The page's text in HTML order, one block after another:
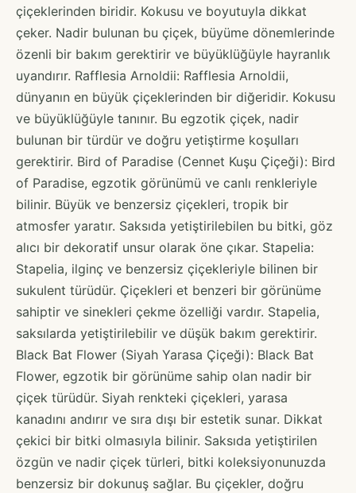
çiçeklerinden biridir. Kokusu ve boyutuyla dikkat
çeker. Nadir bulunan bu çiçek, büyüme dönemlerinde
özenli bir bakım gerektirir ve büyüklüğüyle hayranlık
uyandırır. Rafflesia Arnoldii: Rafflesia Arnoldii,
dünyanın en büyük çiçeklerinden bir diğeridir. Kokusu
ve büyüklüğüyle tanınır. Bu egzotik çiçek, nadir
bulunan bir türdür ve doğru yetiştirme koşulları
gerektirir. Bird of Paradise (Cennet Kuşu Çiçeği): Bird
of Paradise, egzotik görünümü ve canlı renkleriyle
bilinir. Büyük ve benzersiz çiçekleri, tropik bir
atmosfer yaratır. Saksıda yetiştirilebilen bu bitki, göz
alıcı bir dekoratif unsur olarak öne çıkar. Stapelia:
Stapelia, ilginç ve benzersiz çiçekleriyle bilinen bir
sukulent türüdür. Çiçekleri et benzeri bir görünüme
sahiptir ve sinekleri çekme özelliği vardır. Stapelia,
saksılarda yetiştirilebilir ve düşük bakım gerektirir.
Black Bat Flower (Siyah Yarasa Çiçeği): Black Bat
Flower, egzotik bir görünüme sahip olan nadir bir
çiçek türüdür. Siyah renkteki çiçekleri, yarasa
kanadını andırır ve sıra dışı bir estetik sunar. Dikkat
çekici bir bitki olmasıyla bilinir. Saksıda yetiştirilen
özgün ve nadir çiçek türleri, bitki koleksiyonunuzda
benzersiz bir dokunuş sağlar. Bu çiçekler, doğru